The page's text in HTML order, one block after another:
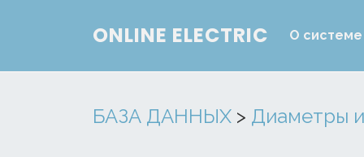
ONLINE ELECTRIC О системе
БАЗА ДАННЫХ > Диаметры